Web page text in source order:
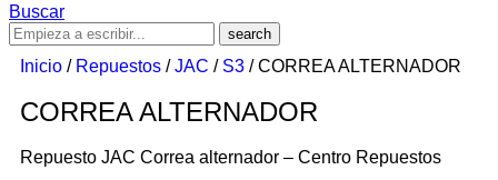
Buscar
Inicio / Repuestos /JAC / S3 / CORREA ALTERNADOR
CORREA ALTERNADOR
Repuesto JAC Correa alternador – Centro Repuestos